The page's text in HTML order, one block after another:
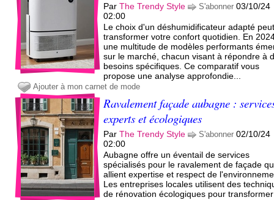
ParThe Trendy Style S'abonner 03/10/24
02:00
Le choix d'un déshumidificateur adapté
transformer votre confort quotidien. En
une multitude de modèles performants
sur le marché, chacun visant à répondre à
besoins spécifiques. Ce comparatif vous
propose une analyse approfondie...
Ajouter à mon carnet de mode
Ravalement façade aubagne :
experts et écologiques
ParThe Trendy Style S'abonner 02/10/24
02:00
Aubagne offre un éventail de services
spécialisés pour le ravalement de façade
allient expertise et respect de
Les entreprises locales utilisent des
de rénovation écologiques pour